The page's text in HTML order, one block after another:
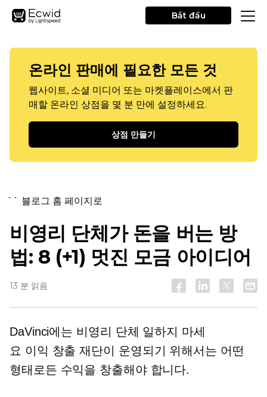
Bắt đầu
온라인 판매에 필요한 모든 것
웹사이트, 소셜 미디어 또는 마켓플레이스에서 판
매할 온라인 상점을 몇 분 만에 설정하세요.
상점 만들기
`` 블로그 홈 페이지로
비영리 단체가 돈을 버는 방
법: 8 (+1) 멋진 모금 아이디어
13 분 읽음
DaVinci에는 비영리 단체 일하지 마세
요 이익 창출 재단이 운영되기 위해서는 어떤
형태로든 수익을 창출해야 합니다.